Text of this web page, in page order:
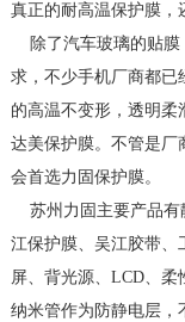
真正的耐高温保护膜，
除了汽车玻璃的贴膜
求，不少手机厂商都已
的高温不变形，透明柔
达美保护膜。不管是厂
会首选力固保护膜。
苏州力固主要产品有
江保护膜、吴江胶带、
屏、背光源、LCD、柔
纳米管作为防静电层，